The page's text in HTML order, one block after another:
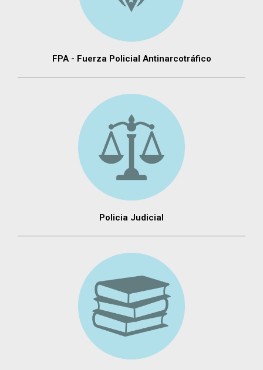
FPA - Fuerza Policial Antinarcotráfico
Policia Judicial